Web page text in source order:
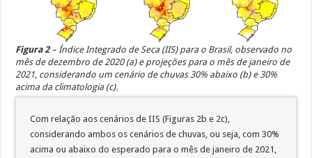
Figura 2– Índice Integrado de Seca (IIS) para o Brasil, observado no
mês de dezembro de 2020 (a) e projeções para o mês de janeiro de
2021, considerando um cenário de chuvas 30% abaixo (b) e 30%
acima da climatologia (c).
Com relação aos cenários de IIS (Figuras 2b e 2c),
considerando ambos os cenários de chuvas, ou seja, com 30%
acima ou abaixo do esperado para o mês de janeiro de 2021,